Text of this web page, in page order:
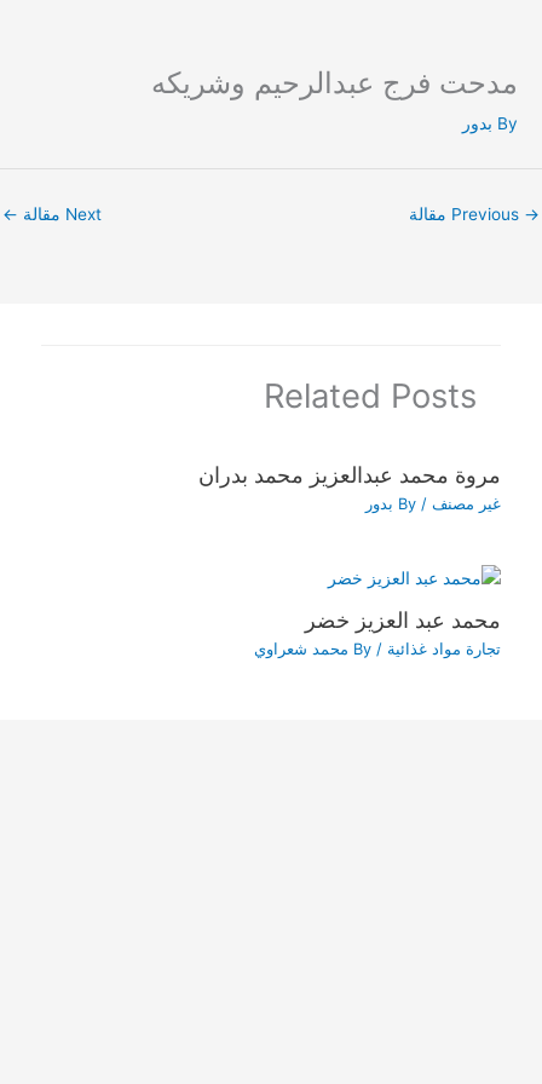
content
مدحت فرج عبدالرحيم وشريكه
By بدور
→ Next مقالة ←
Related Posts
مروة محمد عبدالعزيز محمد بدران
غير مصنف / By بدور
محمد عبد العزيز خضر
تجارة مواد غذائية / By محمد شعراوي